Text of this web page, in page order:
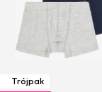
Trójpak